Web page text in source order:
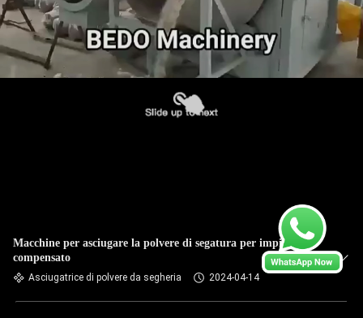
Macchine per asciugare la polvere di segatura per impianti di
compensato
Asciugatrice di polvere da segheria 2024-04-14